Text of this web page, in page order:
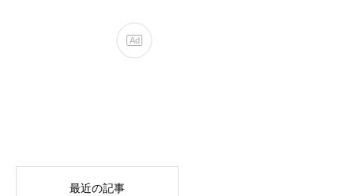
最近の記事